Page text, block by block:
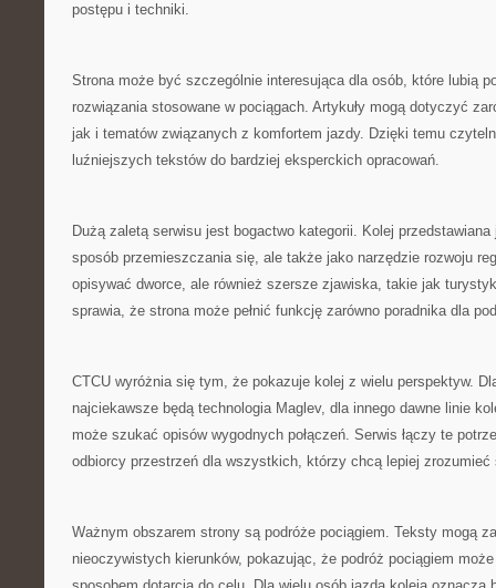
postępu i techniki.
Strona może być szczególnie interesująca dla osób, które lubią
rozwiązania stosowane w pociągach. Artykuły mogą dotyczyć
jak i tematów związanych z komfortem jazdy. Dzięki temu
luźniejszych tekstów do bardziej eksperckich opracowań.
Dużą zaletą serwisu jest bogactwo kategorii. Kolej
sposób przemieszczania się, ale także jako narzędzie rozwoju
opisywać dworce, ale również szersze zjawiska, takie jak
sprawia, że strona może pełnić funkcję zarówno poradnika dla
CTCU wyróżnia się tym, że pokazuje kolej z wielu perspektyw.
najciekawsze będą technologia Maglev, dla innego dawne linie
może szukać opisów wygodnych połączeń. Serwis łączy te
odbiorcy przestrzeń dla wszystkich, którzy chcą lepiej zrozumieć
Ważnym obszarem strony są podróże pociągiem. Teksty mogą
nieoczywistych kierunków, pokazując, że podróż pociągiem